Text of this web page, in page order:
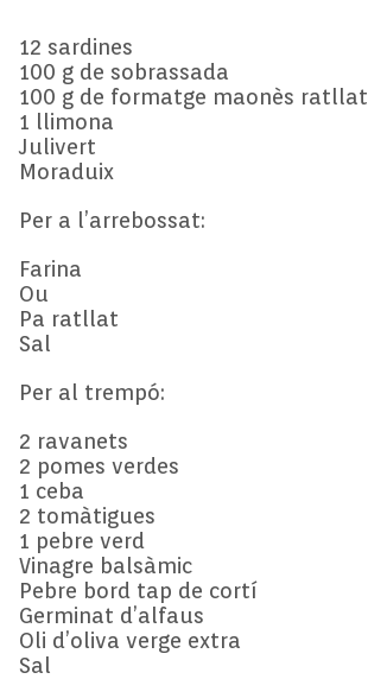
12 sardines
100 g de sobrassada
100 g de formatge maonès ratllat
1 llimona
Julivert
Moraduix
Per a l’arrebossat:
Farina
Ou
Pa ratllat
Sal
Per al trempó:
2 ravanets
2 pomes verdes
1 ceba
2 tomàtigues
1 pebre verd
Vinagre balsàmic
Pebre bord tap de cortí
Germinat d’alfaus
Oli d’oliva verge extra
Sal